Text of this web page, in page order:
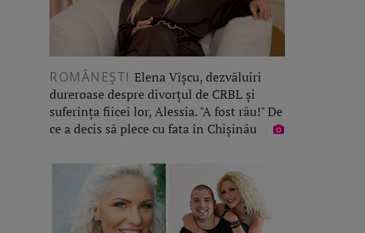
ROMÂNEŞTI Elena Vîșcu, dezvăluiri
dureroase despre divorțul de CRBL și
suferința fiicei lor, Alessia. "A fost rău!" De
ce a decis să plece cu fata în Chișinău